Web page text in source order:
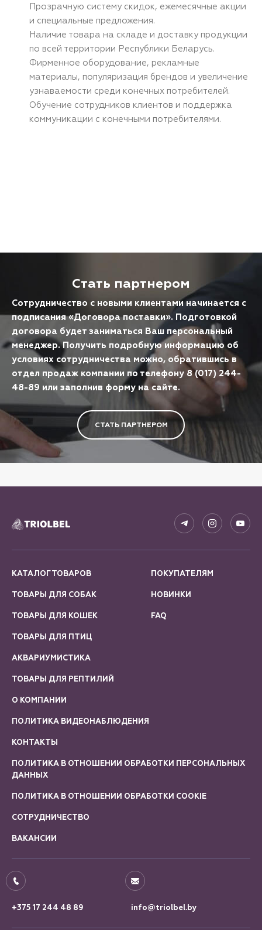
Прозрачную систему скидок, ежемесячные акции
и специальные предложения.
Наличие товара на складе и доставку продукции
по всей территории Республики Беларусь.
Фирменное оборудование, рекламные
материалы, популяризация брендов и увеличение
узнаваемости среди конечных потребителей.
Обучение сотрудников клиентов и поддержка
коммуникации с конечными потребителями.
Стать партнером
Сотрудничество с новыми клиентами начинается с
подписания «Договора поставки». Подготовкой
договора будет заниматься Ваш персональный
менеджер. Получить подробную информацию об
условиях сотрудничества можно, обратившись в
отдел продаж компании по телефону 8 (017) 244-
48-89 или заполнив форму на сайте.
СТАТЬ ПАРТНЕРОМ
КАТАЛОГ ТОВАРОВ
ТОВАРЫ ДЛЯ СОБАК
ТОВАРЫ ДЛЯ КОШЕК
ТОВАРЫ ДЛЯ ПТИЦ
АКВАРИУМИСТИКА
ТОВАРЫ ДЛЯ РЕПТИЛИЙ
ПОКУПАТЕЛЯМ
НОВИНКИ
FAQ
О КОМПАНИИ
ПОЛИТИКА ВИДЕОНАБЛЮДЕНИЯ
КОНТАКТЫ
ПОЛИТИКА В ОТНОШЕНИИ ОБРАБОТКИ ПЕРСОНАЛЬНЫХ
ДАННЫХ
ПОЛИТИКА В ОТНОШЕНИИ ОБРАБОТКИ COOKIE
СОТРУДНИЧЕСТВО
ВАКАНСИИ
+375 17 244 48 89 info@triolbel.by